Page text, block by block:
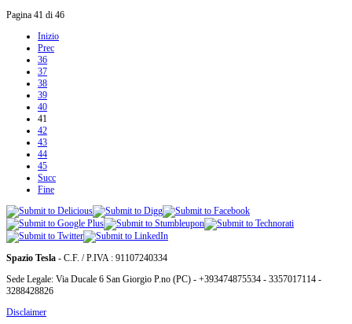
Pagina 41 di 46
Inizio
Prec
36
37
38
39
40
41
42
43
44
45
Succ
Fine
Spazio Tesla - C.F. / P.IVA : 91107240334
Sede Legale: Via Ducale 6 San Giorgio P.no (PC) - +393474875534 - 3357017114 -
3288428826
Disclaimer